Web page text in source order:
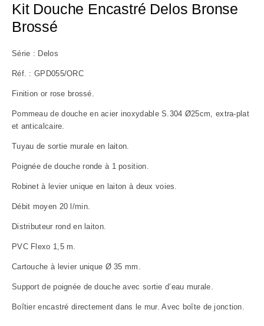
Kit Douche Encastré Delos Bronse
Brossé
Série : Delos
Réf. : GPD055/ORC
Finition or rose brossé.
Pommeau de douche en acier inoxydable S.304 Ø25cm, extra-plat
et anticalcaire.
Tuyau de sortie murale en laiton.
Poignée de douche ronde à 1 position.
Robinet à levier unique en laiton à deux voies.
Débit moyen 20 l/min.
Distributeur rond en laiton.
PVC Flexo 1,5 m.
Cartouche à levier unique Ø 35 mm.
Support de poignée de douche avec sortie d’eau murale.
Boîtier encastré directement dans le mur. Avec boîte de jonction.